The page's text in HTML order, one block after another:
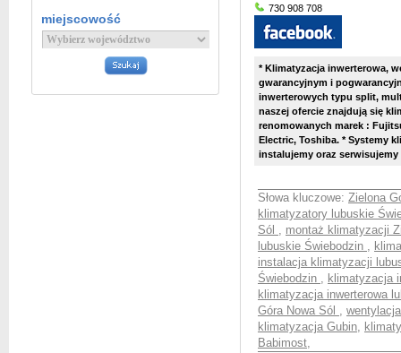
miejscowość
730 908 708
* Klimatyzacja inwerterowa,
gwarancyjnym i
inwerterowych typu split,
naszej ofercie znajdują się
renomowanych marek :
Electric, Toshiba. * Systemy
instalujemy oraz
Słowa kluczowe: Zielona
klimatyzatory lubuskie
Sól , montaż klimatyzacji
lubuskie Świebodzin ,
instalacja klimatyzacji
Świebodzin , klimatyzacja
klimatyzacja inwerterowa
Góra Nowa Sól ,
klimatyzacja Gubin,
Babimost,